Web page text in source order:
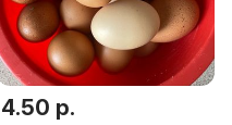
4.50 р.